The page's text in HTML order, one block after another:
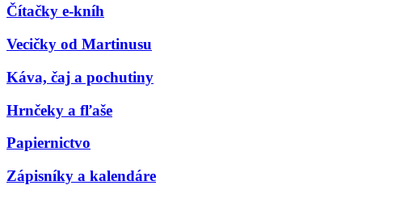
Čítačky e-kníh
Vecičky od Martinusu
Káva, čaj a pochutiny
Hrnčeky a fľaše
Papiernictvo
Zápisníky a kalendáre